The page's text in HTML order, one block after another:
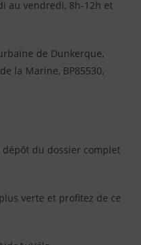
au vendredi, 8h-12h et
de Dunkerque,
la Marine, BP85530,
du dossier complet
verte et profitez de ce